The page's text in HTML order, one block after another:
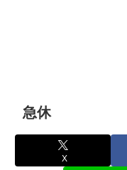
急休
X